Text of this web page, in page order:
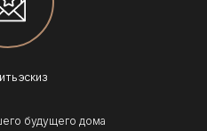
эскиз
будущего дома